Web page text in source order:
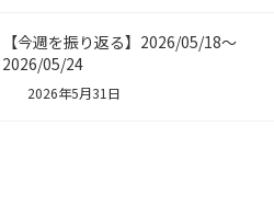
【今週を振り返る】2026/05/18〜
2026/05/24
2026年5月31日